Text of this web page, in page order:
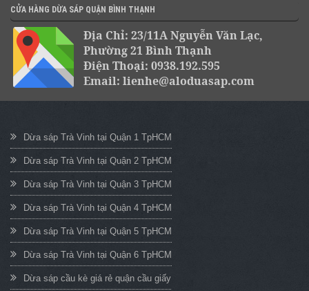
CỬA HÀNG DỪA SÁP QUẬN BÌNH THẠNH
Địa Chỉ: 23/11A Nguyễn Văn Lạc,
Phường 21 Bình Thạnh
Điện Thoại: 0938.192.595
Email: lienhe@aloduasap.com
Dừa sáp Trà Vinh tại Quận 1 TpHCM
Dừa sáp Trà Vinh tại Quận 2 TpHCM
Dừa sáp Trà Vinh tại Quận 3 TpHCM
Dừa sáp Trà Vinh tại Quận 4 TpHCM
Dừa sáp Trà Vinh tại Quận 5 TpHCM
Dừa sáp Trà Vinh tại Quận 6 TpHCM
Dừa sáp cầu kè giá rẻ quận cầu giấy